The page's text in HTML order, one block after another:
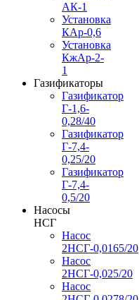
АК-1
Установка
КАр-0,6
Установка
КжАр-2-
1
Газификаторы
Газификатор
Г-1,6-
0,28/40
Газификатор
Г-7,4-
0,25/20
Газификатор
Г-7,4-
0,5/20
Насосы
НСГ
Насос
2НСГ-0,0165/20
Насос
2НСГ-0,025/20
Насос